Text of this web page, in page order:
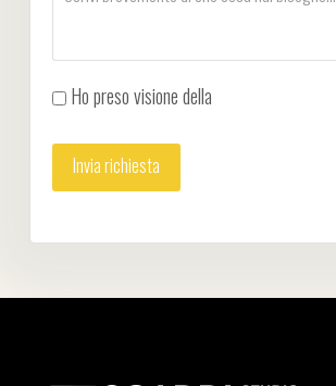
Ho preso visione della